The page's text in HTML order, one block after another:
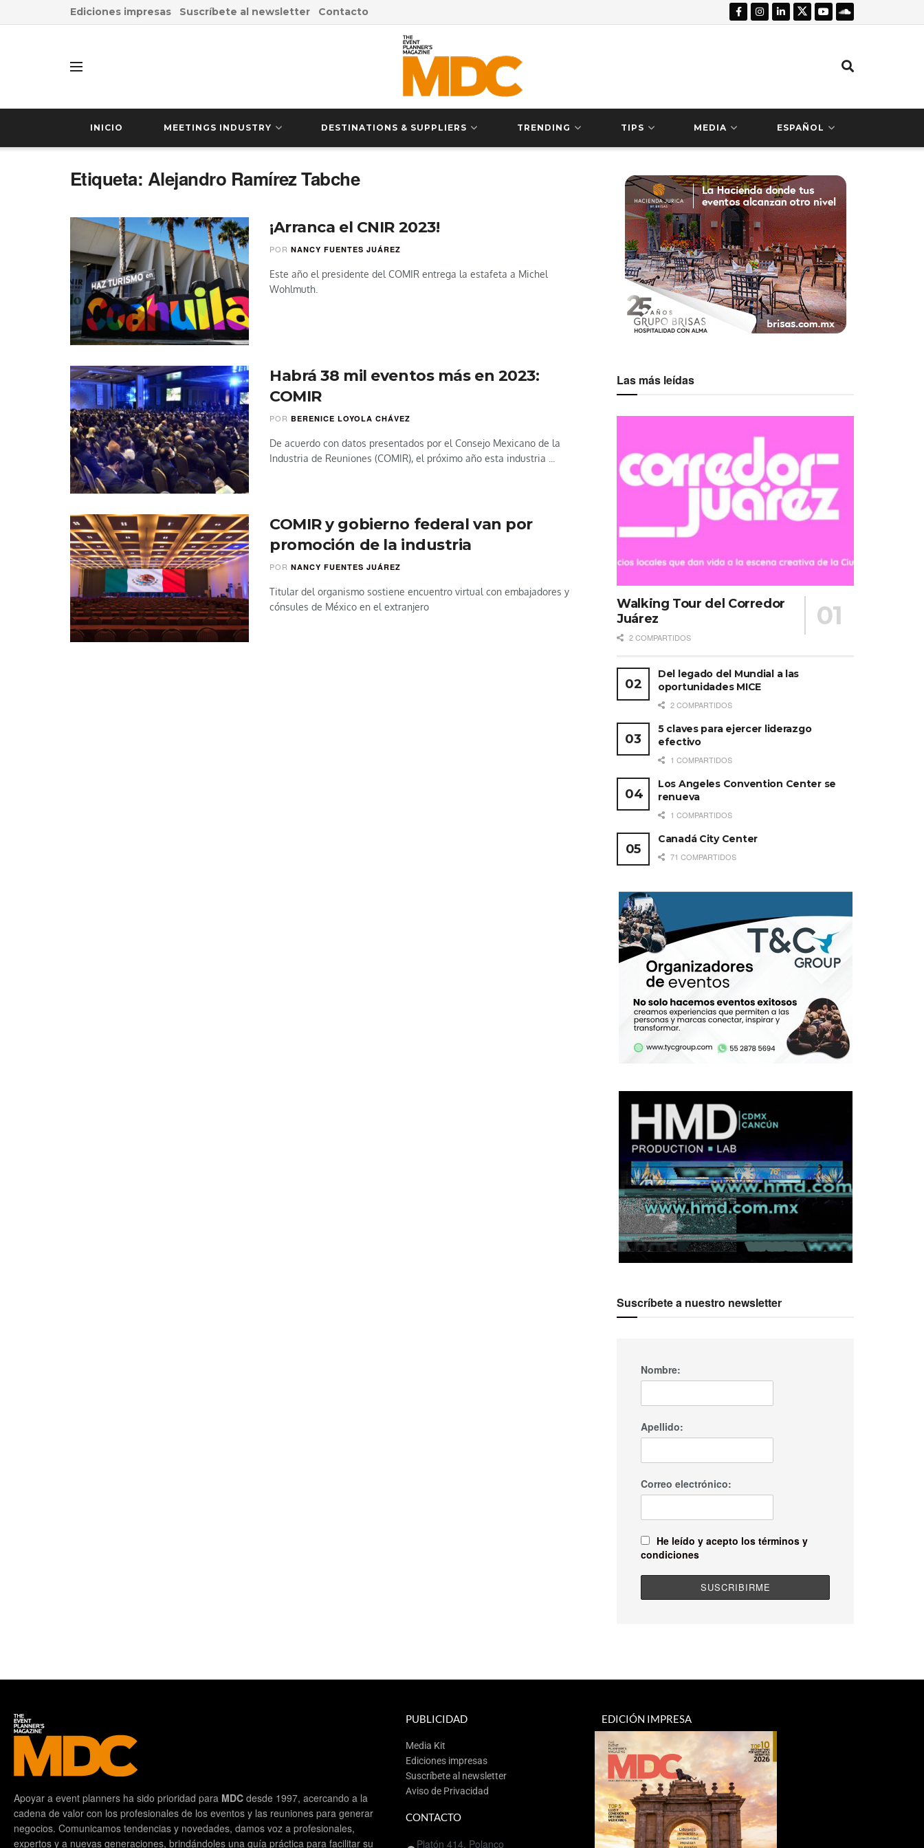
Ediciones impresas Suscríbete al newsletter Contacto
INICIO MEETINGS INDUSTRY DESTINATIONS & SUPPLIERS TRENDING TIPS MEDIA ESPAÑOL
Etiqueta: Alejandro Ramírez Tabche
¡Arranca el CNIR 2023!
POR NANCY FUENTES JUÁREZ
Este año el presidente del COMIR entrega la estafeta a Michel
Wohlmuth.
Habrá 38 mil eventos más en 2023:
COMIR
POR BERENICE LOYOLA CHÁVEZ
De acuerdo con datos presentados por el Consejo Mexicano de la
Industria de Reuniones (COMIR), el próximo año esta industria ...
COMIR y gobierno federal van por
promoción de la industria
POR NANCY FUENTES JUÁREZ
Titular del organismo sostiene encuentro virtual con embajadores y
cónsules de México en el extranjero
Las más leídas
Walking Tour del Corredor
Juárez
2 COMPARTIDOS
Del legado del Mundial a las
oportunidades MICE
2 COMPARTIDOS
5 claves para ejercer liderazgo
efectivo
1 COMPARTIDOS
Los Angeles Convention Center se
renueva
1 COMPARTIDOS
Canadá City Center
71 COMPARTIDOS
Suscríbete a nuestro newsletter
Nombre:
Apellido:
Correo electrónico:
He leído y acepto los términos y
condiciones
Apoyar a event planners ha sido prioridad para MDC desde 1997, acercando a la
cadena de valor con los profesionales de los eventos y las reuniones para generar
negocios. Comunicamos tendencias y novedades, damos voz a profesionales,
expertos y a nuevas generaciones, brindándoles una guía práctica para facilitar su
PUBLICIDAD
Media Kit
Ediciones impresas
Suscríbete al newsletter
Aviso de Privacidad
CONTACTO
Platón 414, Polanco
EDICIÓN IMPRESA